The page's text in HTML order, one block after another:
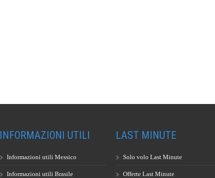
INFORMAZIONI UTILI
Informazioni utili Messico
Informazioni utili Brasile
LAST MINUTE
Solo volo Last Minute
Offerte Last Minute